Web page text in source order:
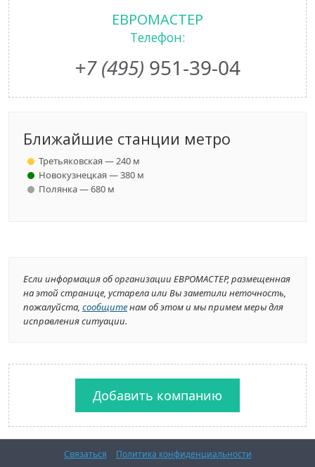
ЕВРОМАСТЕР
Телефон:
+7 (495) 951-39-04
Ближайшие станции метро
Третьяковская — 240 м
Новокузнецкая — 380 м
Полянка — 680 м
Если информация об организации ЕВРОМАСТЕР, размещенная
на этой странице, устарела или Вы заметили неточность,
пожалуйста, сообщитенам об этом и мы примем меры для
исправления ситуации.
Добавить компанию
Связаться Политика конфиденциальности